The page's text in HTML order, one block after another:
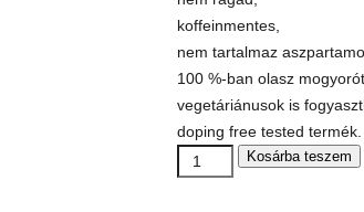
koffeinmentes,
nem tartalmaz
100 %-ban olasz
vegetáriánusok is
doping free tested termék.
TECNICA
ENERGY
Kosárba teszem